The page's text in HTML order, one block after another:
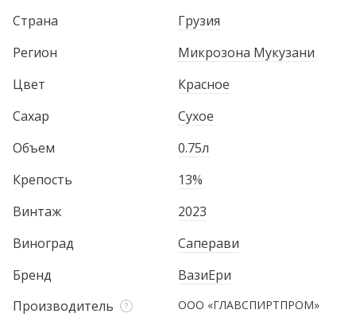
Страна
Грузия
Регион
Микрозона Мукузани
Цвет
Красное
Сахар
Сухое
Объем
0.75л
Крепость
13%
Винтаж
2023
Виноград
Саперави
Бренд
ВазиЕри
Производитель
ООО «ГЛАВСПИРТПРОМ»